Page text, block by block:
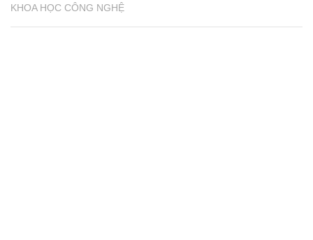
KHOA HỌC CÔNG NGHỆ